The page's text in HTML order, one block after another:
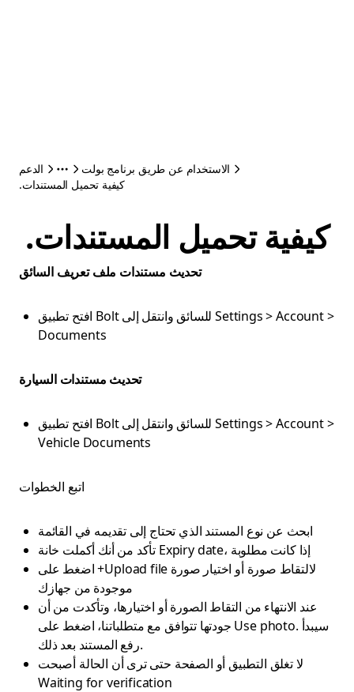
الدعم
الاستخدام عن طريق برنامج بولت
.كيفية تحميل المستندات
.كيفية تحميل المستندات
تحديث مستندات ملف تعريف السائق
افتح تطبيق Bolt للسائق وانتقل إلى Settings > Account >
Documents
تحديث مستندات السيارة
افتح تطبيق Bolt للسائق وانتقل إلى Settings > Account >
Vehicle Documents
اتبع الخطوات
ابحث عن نوع المستند الذي تحتاج إلى تقديمه في القائمة
تأكد من أنك أكملت خانة Expiry date، إذا كانت مطلوبة
اضغط على +Upload file لالتقاط صورة أو اختيار صورة
موجودة من جهازك
عند الانتهاء من التقاط الصورة أو اختيارها، وتأكدت من أن
جودتها تتوافق مع متطلباتنا، اضغط على Use photo. سيبدأ
رفع المستند بعد ذلك.
لا تغلق التطبيق أو الصفحة حتى ترى أن الحالة أصبحت
Waiting for verification